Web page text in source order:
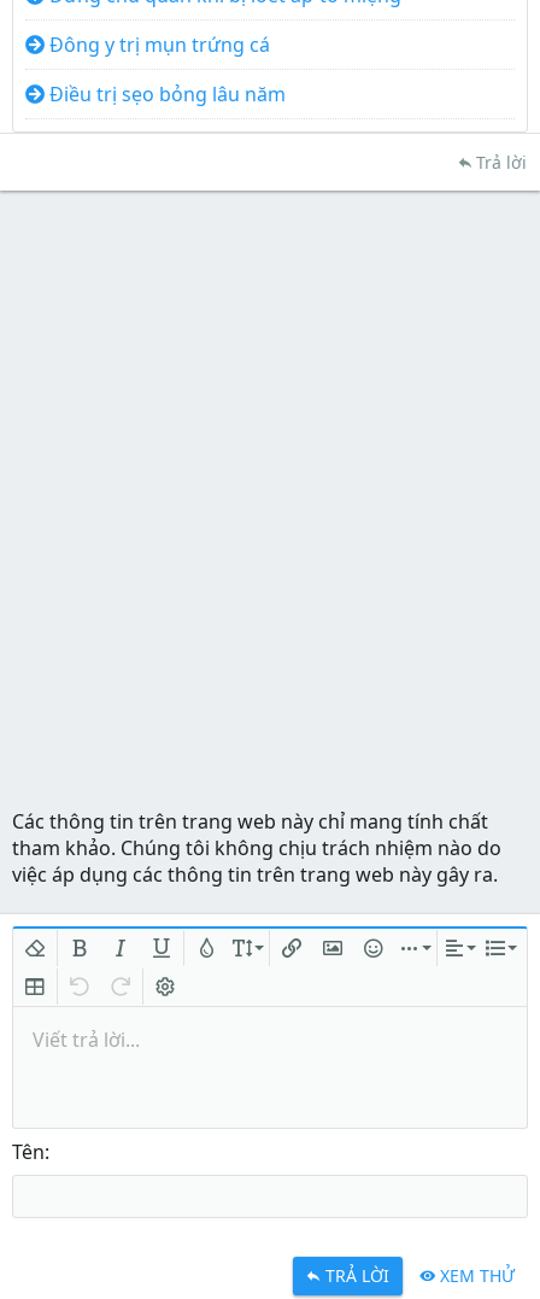
Đông y trị mụn trứng cá
Điều trị sẹo bỏng lâu năm
Trả lời
Các thông tin trên trang web này chỉ mang tính chất
tham khảo. Chúng tôi không chịu trách nhiệm nào do
việc áp dụng các thông tin trên trang web này gây ra.
Xóa định dạng
In đậmIn nghiêngGạch chân
Insert table
Quay lạiLàm lại
Viết trả lời...
Tên
TRẢ LỜI XEM THỬ